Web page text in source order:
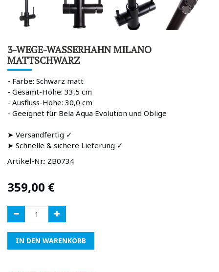
3-WEGE-WASSERHAHN MILANO
MATTSCHWARZ
- Farbe: Schwarz matt
- Gesamt-Höhe: 33,5 cm
- Ausfluss-Höhe: 30,0 cm
- Geeignet für Bela Aqua Evolution und Oblige
➤ Versandfertig ✓
➤ Schnelle & sichere Lieferung ✓
Artikel-Nr.: ZB0734
359,00 €
IN DEN WARENKORB